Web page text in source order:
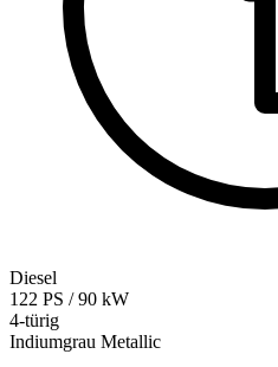
Diesel
122 PS / 90 kW
4-türig
Indiumgrau Metallic